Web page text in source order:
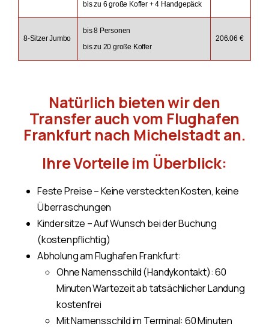
bis zu 6 große Koffer + 4 Handgepäck
8-Sitzer Jumbo
bis 8 Personen
bis zu 20 große Koffer
206.06 €
Natürlich bieten wir den
Transfer auch vom Flughafen
Frankfurt nach Michelstadt an.
Ihre Vorteile im Überblick:
Feste Preise – Keine versteckten Kosten, keine
Überraschungen
Kindersitze – Auf Wunsch bei der Buchung
(kostenpflichtig)
Abholung am Flughafen Frankfurt:
Ohne Namensschild (Handykontakt): 60
Minuten Wartezeit ab tatsächlicher Landung
kostenfrei
Mit Namensschild im Terminal: 60 Minuten